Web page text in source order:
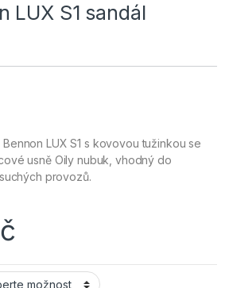
LUX S1 sandál
LUX S1 s kovovou tužinkou se
usně Oily nubuk, vhodný do
provozů.